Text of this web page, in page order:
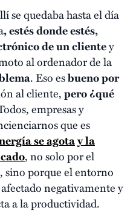
se quedaba hasta el día
,estés donde estés,
de un clientey
al ordenador de la
. Eso esbueno por
al cliente,pero ¿qué
empresas y
que es
se agotay la
, no solo por el
sino porque el entorno
negativamente y
a la productividad.